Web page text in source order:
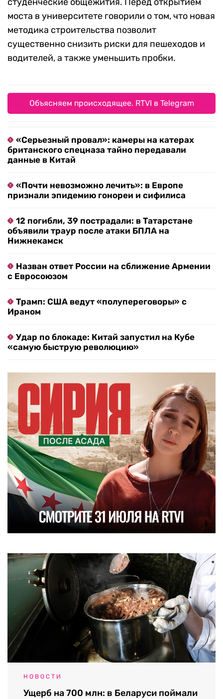
моста в университете говорили о том, что новая
методика строительства позволит
существенно снизить риски для пешеходов и
водителей, а также уменьшить пробки.
Объясняем происходящее. RTVI в Telegram
«Серьезный провал»: камеры на катерах
британского спецназа тайно передавали
данные в Китай
«Почти невозможно лечить»: в Европе
признали эпидемию гонореи и сифилиса
12 погибли, 39 пострадали: в Татарстане
объявили траур после атаки БПЛА на
Нижнекамск
Назван ответ России на сближение Армении
с Евросоюзом
Трамп: США ведут «полупереговоры» с
Ираном
Удар по блокаде: Китай запустил на Кубе
«самую быструю революцию»
НОВОСТИ
Ущерб на 700 млн: в Беларуси поймали